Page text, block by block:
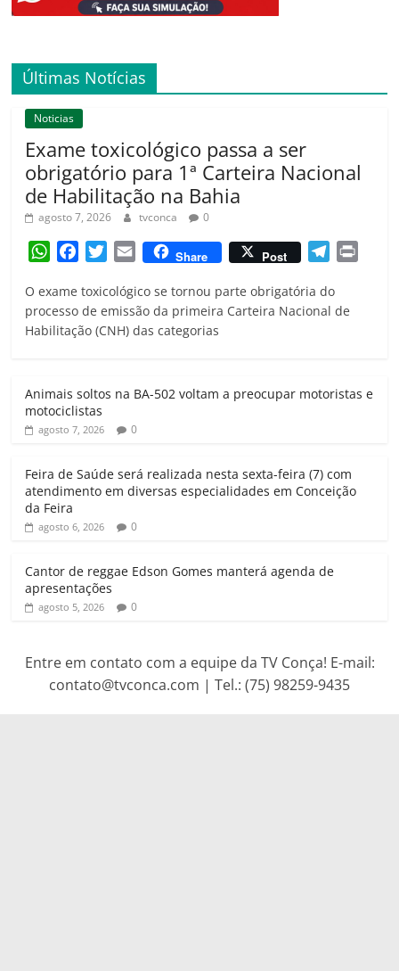
Últimas Notícias
Noticias
Exame toxicológico passa a ser
obrigatório para 1ª Carteira Nacional
de Habilitação na Bahia
agosto 7, 2026 tvconca 0
W
a
t
s
p
c
e
b
k
i
t
t
a
i
l
Share Post
l
e
m
O exame toxicológico se tornou parte obrigatória do
processo de emissão da primeira Carteira Nacional de
Habilitação (CNH) das categorias
Animais soltos na BA-502 voltam a preocupar motoristas e
motociclistas
agosto 7, 2026 0
Feira de Saúde será realizada nesta sexta-feira (7) com
atendimento em diversas especialidades em Conceição
da Feira
agosto 6, 2026 0
Cantor de reggae Edson Gomes manterá agenda de
apresentações
agosto 5, 2026 0
Entre em contato com a equipe da TV Conça! E-mail:
contato@tvconca.com | Tel.: (75) 98259-9435